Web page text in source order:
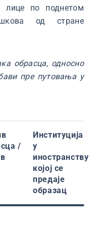
лице по поднетом
од стране
обрасца, односно
пре путовања у
/
Институција
у
иностранству
којој се
предаје
образац